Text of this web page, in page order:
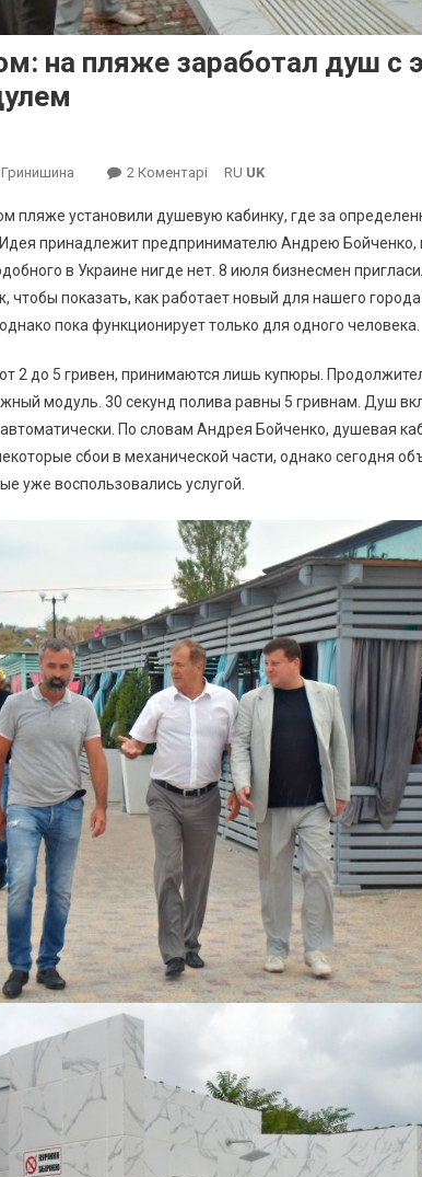
на пляже заработал душ с
2 Коментарі До
В
Южном:
На
Пляже
Заработал
С
Электронным
Платежным
Модулем
RU UK
пляже установили душевую кабинку, где за
принадлежит предпринимателю Андрею Бойченко,
в Украине нигде нет. 8 июля бизнесмен
чтобы показать, как работает новый для нашего
пока функционирует только для одного человека.
2 до 5 гривен, принимаются лишь купюры.
модуль. 30 секунд полива равны 5 гривнам. Душ
По словам Андрея Бойченко, душевая
сбои в механической части, однако сегодня
уже воспользовались услугой.